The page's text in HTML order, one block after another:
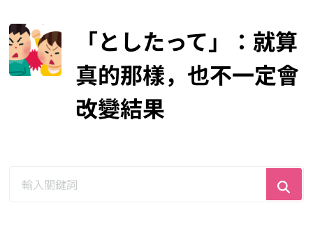
「としたって」：就算
真的那樣，也不一定會
改變結果